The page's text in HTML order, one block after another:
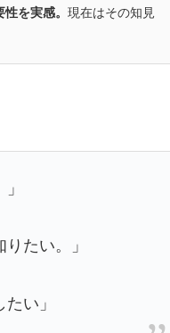
を実感。 現在はその知見
たい。」
い」